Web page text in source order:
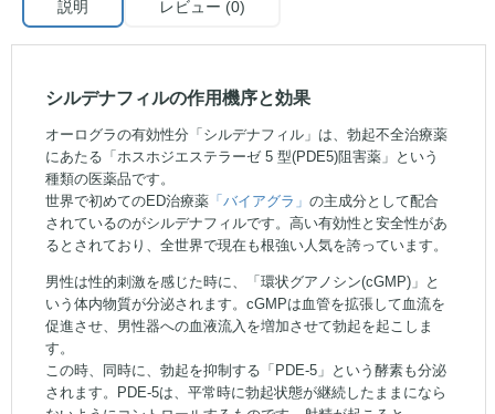
説明 レビュー (0)
シルデナフィルの作用機序と効果
オーログラの有効性分「シルデナフィル」は、勃起不全治療薬
にあたる「ホスホジエステラーゼ 5 型(PDE5)阻害薬」という
種類の医薬品です。
世界で初めてのED治療薬 「バイアグラ」 の主成分として配合
されているのがシルデナフィルです。高い有効性と安全性があ
るとされており、全世界で現在も根強い人気を誇っています。
男性は性的刺激を感じた時に、「環状グアノシン(cGMP)」と
いう体内物質が分泌されます。cGMPは血管を拡張して血流を
促進させ、男性器への血液流入を増加させて勃起を起こしま
す。
この時、同時に、勃起を抑制する「PDE-5」という酵素も分泌
されます。PDE-5は、平常時に勃起状態が継続したままになら